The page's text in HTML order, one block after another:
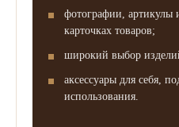
фотографии, артикулы
карточках товаров;
широкий выбор
аксессуары для себя,
использования.